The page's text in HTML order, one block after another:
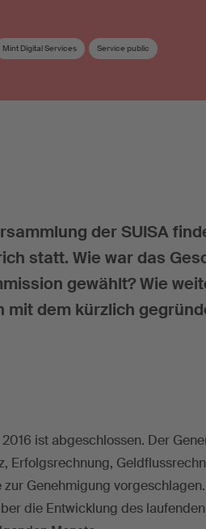
Mint Digital Services Service public
der SUISA
statt. Wie war das
gewählt? Wie
mit dem kürzlich
ist abgeschlossen. Der
Erfolgsrechnung,
zur Genehmigung
die Entwicklung des